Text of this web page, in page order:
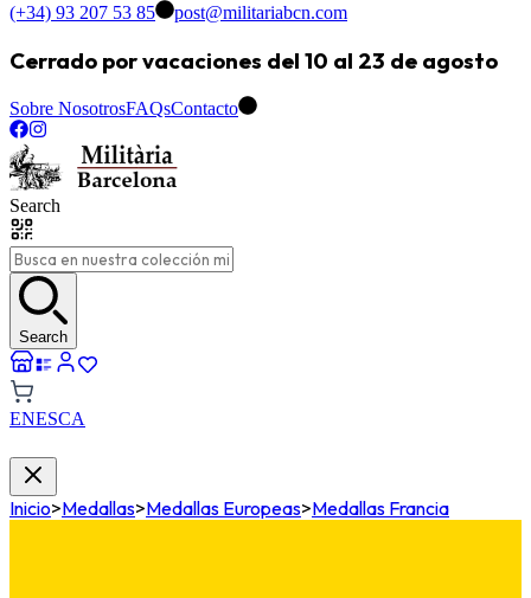
(+34) 93 207 53 85 post@militariabcn.com
Cerrado por vacaciones del 10 al 23 de agosto
Sobre NosotrosFAQsContacto
Search
Search
ENESCA
Inicio>Medallas>Medallas Europeas>Medallas Francia